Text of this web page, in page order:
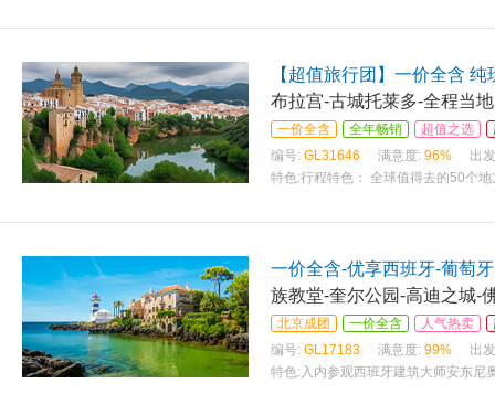
【超值旅行团】一价全含 纯
布拉宫-古城托莱多-全程当
一价全含 全年畅销 超值之选
编号: GL31646 满意度: 96%
出
特色:行程特色： 全球值得去的50个
一价全含-优享西班牙-葡萄
族教堂-奎尔公园-高迪之城-
北京成团 一价全含 人气热卖
编号: GL17183 满意度: 99%
出
特色: 入内参观西班牙建筑大师安东尼